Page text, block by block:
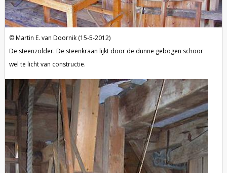
Martin E. van Doornik (15-5-2012)
De steenzolder. De steenkraan lijkt door de dunne gebogen schoor
wel te licht van constructie.